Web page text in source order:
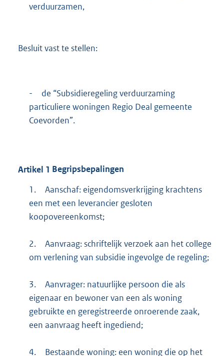
verduurzamen,
Besluit vast te stellen:
-
de “Subsidieregeling verduurzaming
particuliere woningen Regio Deal gemeente
Coevorden”.
Artikel 1 Begripsbepalingen
1.
Aanschaf: eigendomsverkrijging krachtens
een met een leverancier gesloten
koopovereenkomst;
2.
Aanvraag: schriftelijk verzoek aan het college
om verlening van subsidie ingevolge de regeling;
3.
Aanvrager: natuurlijke persoon die als
eigenaar en bewoner van een als woning
gebruikte en geregistreerde onroerende zaak,
een aanvraag heeft ingediend;
4.
Bestaande woning: een woning die op het